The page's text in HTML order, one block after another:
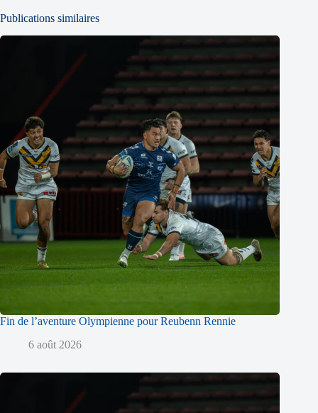
Publications similaires
Fin de l’aventure Olympienne pour Reubenn Rennie
6 août 2026